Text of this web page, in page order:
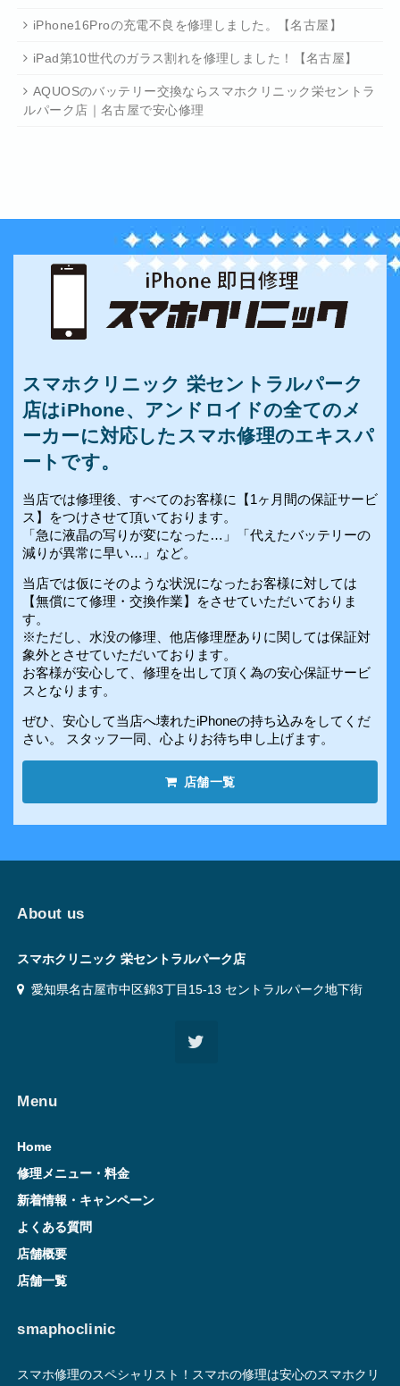
iPhone16Proの充電不良を修理しました。【名古屋】
iPad第10世代のガラス割れを修理しました！【名古屋】
AQUOSのバッテリー交換ならスマホクリニック栄セントラ
ルパーク店｜名古屋で安心修理
スマホクリニック 栄セントラルパーク
店はiPhone、アンドロイドの全てのメ
ーカーに対応したスマホ修理のエキスパ
ートです。
当店では修理後、すべてのお客様に【1ヶ月間の保証サービ
ス】をつけさせて頂いております。
「急に液晶の写りが変になった…」「代えたバッテリーの
減りが異常に早い…」など。
当店では仮にそのような状況になったお客様に対しては
【無償にて修理・交換作業】をさせていただいておりま
す。
※ただし、水没の修理、他店修理歴ありに関しては保証対
象外とさせていただいております。
お客様が安心して、修理を出して頂く為の安心保証サービ
スとなります。
ぜひ、安心して当店へ壊れたiPhoneの持ち込みをしてくだ
さい。 スタッフ一同、心よりお待ち申し上げます。
店舗一覧
About us
スマホクリニック 栄セントラルパーク店
愛知県名古屋市中区錦3丁目15-13 セントラルパーク地下街
Menu
Home
修理メニュー・料金
新着情報・キャンペーン
よくある質問
店舗概要
店舗一覧
smaphoclinic
スマホ修理のスペシャリスト！スマホの修理は安心のスマホクリ